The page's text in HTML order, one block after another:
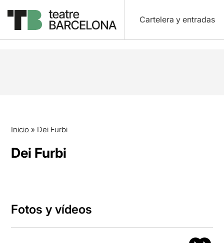
Cartelera y entradas
Inicio » Dei Furbi
Dei Furbi
Fotos y vídeos